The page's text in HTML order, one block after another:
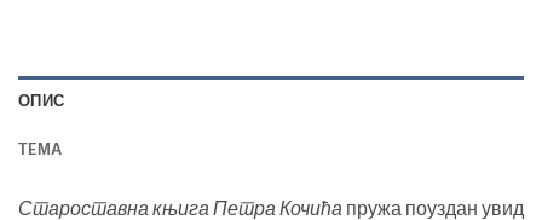
ОПИС
TEМА
Староставна књига Петра Кочића пружа поуздан увид